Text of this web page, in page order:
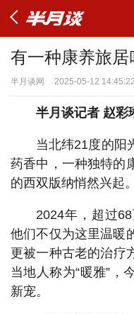
有一种康养旅居
半月谈网 2025-05-12 14:45:22
半月谈记者 赵彩
当北纬21度的阳
药香中，一种独特的
的西双版纳悄然兴起。
2024年，超过
他们不仅为这里温暖
更被一种古老的治
当地人称为“暖雅”，
新宠。